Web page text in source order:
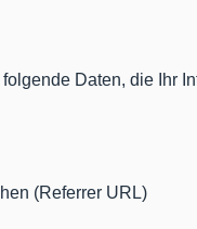
Daten, die Ihr
(Referrer URL)